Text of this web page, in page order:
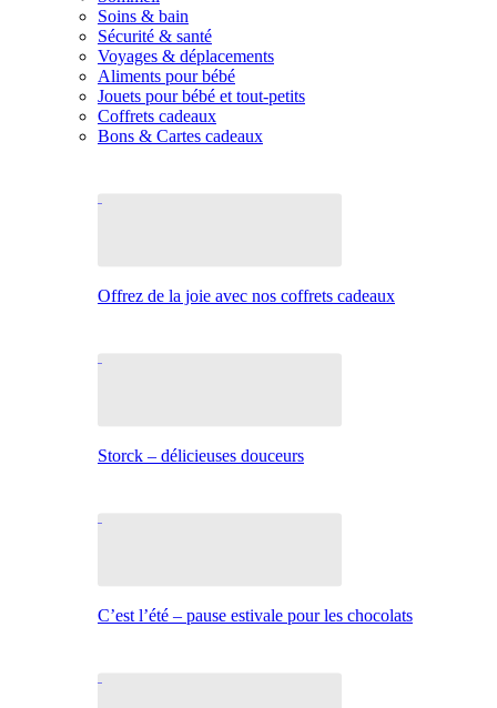
Soins & bain
Sécurité & santé
Voyages & déplacements
Aliments pour bébé
Jouets pour bébé et tout-petits
Coffrets cadeaux
Bons & Cartes cadeaux
Offrez de la joie avec nos coffrets cadeaux
Storck – délicieuses douceurs
C’est l’été – pause estivale pour les chocolats